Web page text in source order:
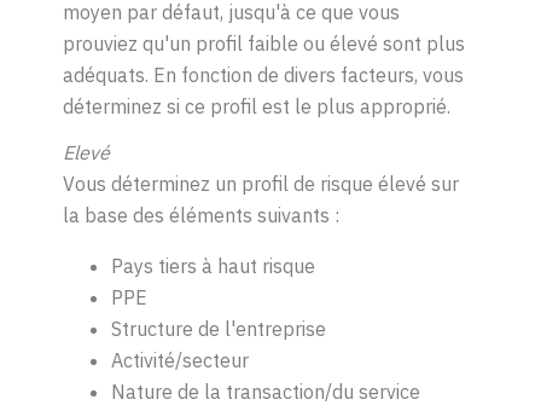
moyen par défaut, jusqu'à ce que vous
prouviez qu'un profil faible ou élevé sont plus
adéquats. En fonction de divers facteurs, vous
déterminez si ce profil est le plus approprié.
Elevé
Vous déterminez un profil de risque élevé sur
la base des éléments suivants :
Pays tiers à haut risque
PPE
Structure de l'entreprise
Activité/secteur
Nature de la transaction/du service